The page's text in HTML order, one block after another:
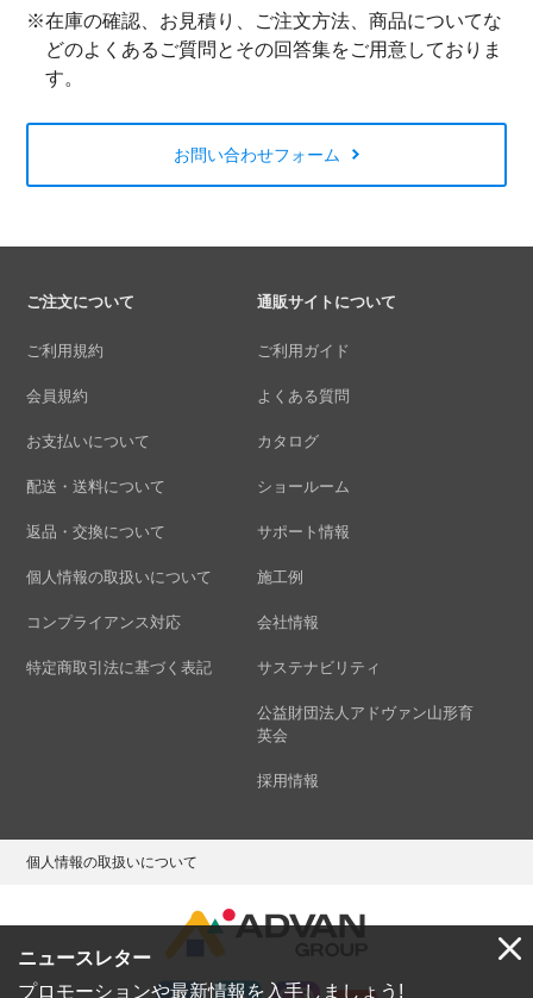
ニュースレター
プロモーションや最新情報を入手しましょう!
※在庫の確認、お見積り、ご注文方法、商品についてな
どのよくあるご質問とその回答集をご用意しておりま
す。
お問い合わせフォーム
ご注文について
ご利用規約
会員規約
お支払いについて
配送・送料について
返品・交換について
個人情報の取扱いについて
コンプライアンス対応
特定商取引法に基づく表記
通販サイトについて
ご利用ガイド
よくある質問
カタログ
ショールーム
サポート情報
施工例
会社情報
サステナビリティ
公益財団法人アドヴァン山形育
英会
採用情報
個人情報の取扱いについて